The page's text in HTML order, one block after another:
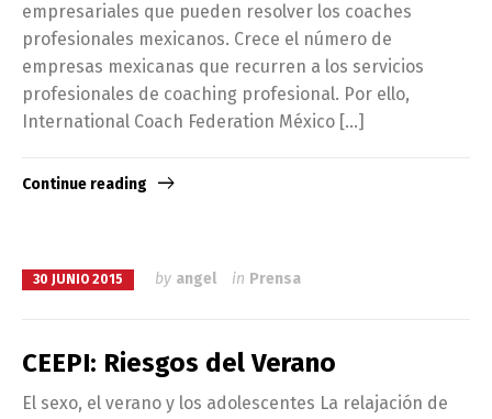
empresariales que pueden resolver los coaches
profesionales mexicanos. Crece el número de
empresas mexicanas que recurren a los servicios
profesionales de coaching profesional. Por ello,
International Coach Federation México […]
Continue reading
30 JUNIO 2015 by angel in Prensa
CEEPI: Riesgos del Verano
El sexo, el verano y los adolescentes La relajación de